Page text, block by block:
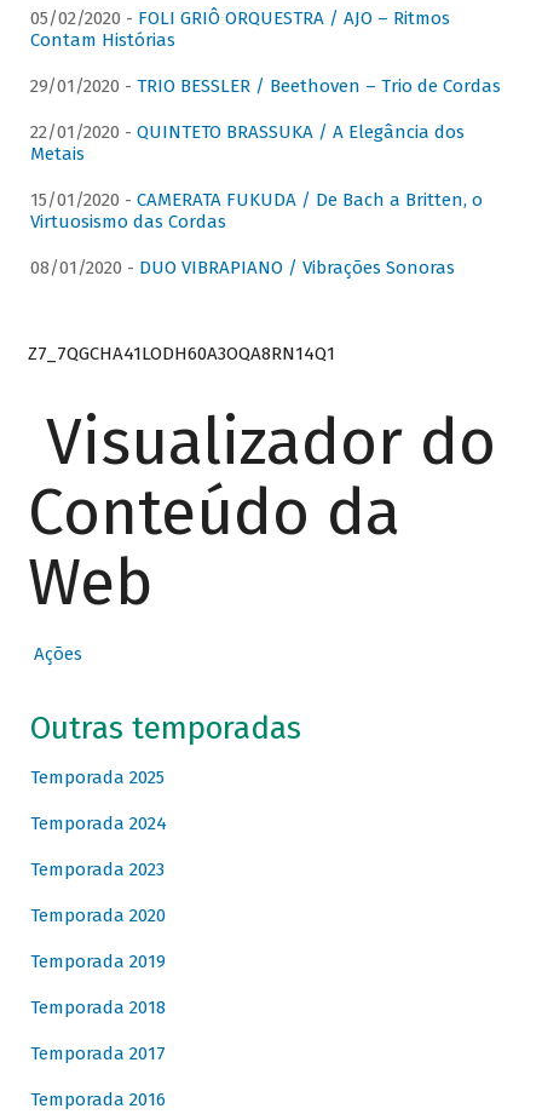
05/02/2020 - FOLI GRIÔ ORQUESTRA / AJO – Ritmos
Contam Histórias
29/01/2020 - TRIO BESSLER / Beethoven – Trio de Cordas
22/01/2020 - QUINTETO BRASSUKA / A Elegância dos
Metais
15/01/2020 - CAMERATA FUKUDA / De Bach a Britten, o
Virtuosismo das Cordas
08/01/2020 - DUO VIBRAPIANO / Vibrações Sonoras
Z7_7QGCHA41LODH60A3OQA8RN14Q1
Visualizador do
Conteúdo da
Web
Ações
Outras temporadas
Temporada 2025
Temporada 2024
Temporada 2023
Temporada 2020
Temporada 2019
Temporada 2018
Temporada 2017
Temporada 2016